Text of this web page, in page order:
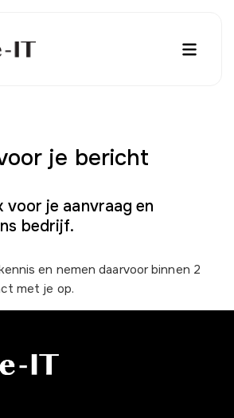
je bericht
voor je aanvraag en
bedrijf.
en nemen daarvoor binnen 2
met je op.